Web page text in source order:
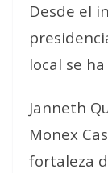
Desde el
local se
Janneth
Monex
fortaleza